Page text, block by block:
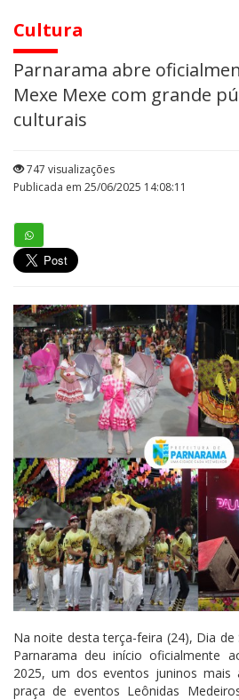
Cultura
Parnarama abre
Mexe Mexe com grande
culturais
747 visualizações
Publicada em 25/06/2025 14:08:11
Na noite desta terça-feira (24), Dia de
Parnarama deu início oficialmente
2025, um dos eventos juninos mais
praça de eventos Leônidas